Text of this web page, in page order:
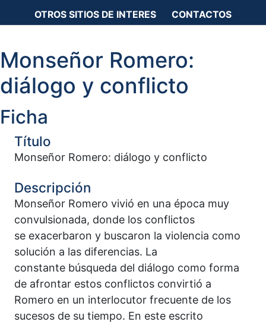
OTROS SITIOS DE INTERES
CONTACTOS
Monseñor Romero:
diálogo y conflicto
Ficha
Título
Monseñor Romero: diálogo y conflicto
Descripción
Monseñor Romero vivió en una época muy
convulsionada, donde los conflictos
se exacerbaron y buscaron la violencia como
solución a las diferencias. La
constante búsqueda del diálogo como forma
de afrontar estos conflictos convirtió a
Romero en un interlocutor frecuente de los
sucesos de su tiempo. En este escrito